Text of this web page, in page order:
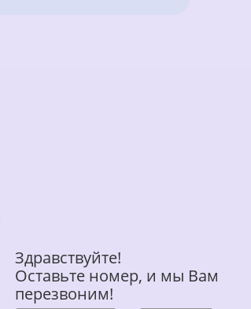
Здравствуйте!
Оставьте номер, и мы Вам
перезвоним!